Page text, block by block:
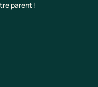
parent !